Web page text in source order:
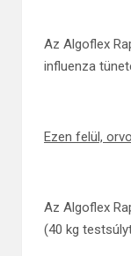
Az Algoflex
influenza
Ezen felül,
Az Algoflex
(40 kg